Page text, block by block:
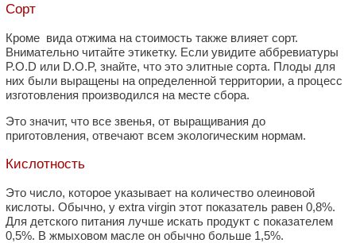
Сорт
Кроме вида отжима на стоимость также влияет сорт.
Внимательно читайте этикетку. Если увидите аббревиатуры
P.O.D или D.O.P, знайте, что это элитные сорта. Плоды для
них были выращены на определенной территории, а процесс
изготовления производился на месте сбора.
Это значит, что все звенья, от выращивания до
приготовления, отвечают всем экологическим нормам.
Кислотность
Это число, которое указывает на количество олеиновой
кислоты. Обычно, у extra virgin этот показатель равен 0,8%.
Для детского питания лучше искать продукт с показателем
0,5%. В жмыховом масле он обычно больше 1,5%.